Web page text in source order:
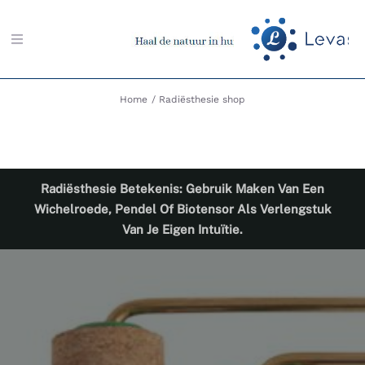
naar
Toggle
Aarding-shop
Boeken-shop
Meter-shop
Radiësthesie-shop
Home Radiësthesie shop
Radiësthesie Betekenis: Gebruik Maken Van Een
Wichelroede, Pendel Of Biotensor Als Verlengstuk
Van Je Eigen Intuïtie.